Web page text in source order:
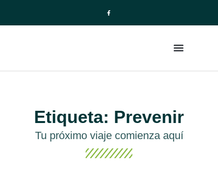
Etiqueta: Prevenir
Tu próximo viaje comienza aquí